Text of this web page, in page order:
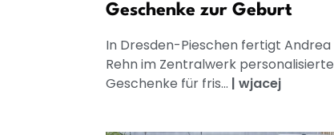
Geschenke zur Geburt
In Dresden-Pieschen fertigt Andrea
Rehn im Zentralwerk personalisierte
Geschenke für fris... | wjacej